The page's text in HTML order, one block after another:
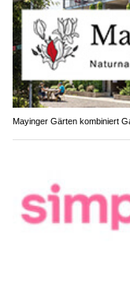
Mayinger Gärten kombiniert